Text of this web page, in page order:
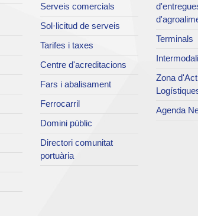
Serveis comercials
Sol·licitud de serveis
Tarifes i taxes
Centre d'acreditacions
Fars i abalisament
Ferrocarril
Domini públic
Directori comunitat
portuària
Terminals
Zona
Agenda